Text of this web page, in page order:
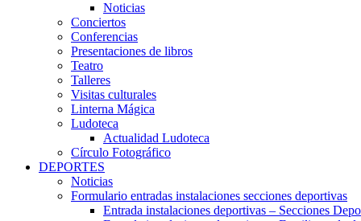
Noticias
Conciertos
Conferencias
Presentaciones de libros
Teatro
Talleres
Visitas culturales
Linterna Mágica
Ludoteca
Actualidad Ludoteca
Círculo Fotográfico
DEPORTES
Noticias
Formulario entradas instalaciones secciones deportivas
Entrada instalaciones deportivas – Secciones